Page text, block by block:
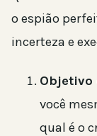
o espião
incerteza e
Objetivo
você
qual é o